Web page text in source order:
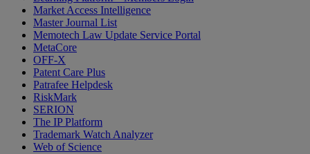
Market Access Intelligence
Master Journal List
Memotech Law Update Service Portal
MetaCore
OFF-X
Patent Care Plus
Patrafee Helpdesk
RiskMark
SERION
The IP Platform
Trademark Watch Analyzer
Web of Science